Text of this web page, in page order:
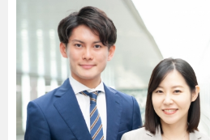
暮らし
連載一覧